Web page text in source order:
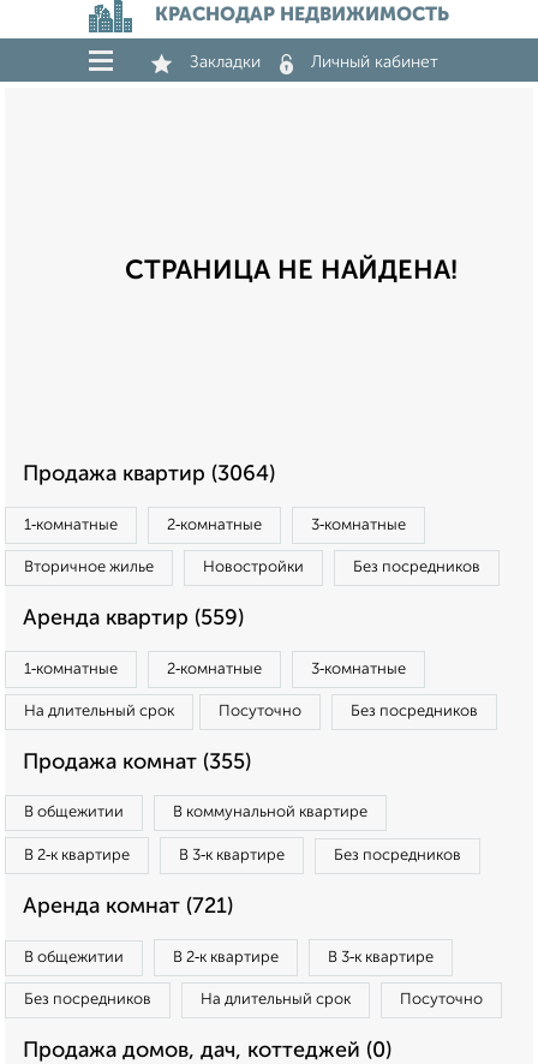
КРАСНОДАР НЕДВИЖИМОСТЬ
Закладки Личный кабинет
СТРАНИЦА НЕ НАЙДЕНА!
Продажа квартир (3064)
1‑комнатные 2‑комнатные 3‑комнатные
Вторичное жилье Новостройки Без посредников
Аренда квартир (559)
1‑комнатные 2‑комнатные 3‑комнатные
На длительный срок Посуточно Без посредников
Продажа комнат (355)
В общежитии В коммунальной квартире
В 2‑к квартире В 3‑к квартире Без посредников
Аренда комнат (721)
В общежитии В 2‑к квартире В 3‑к квартире
Без посредников На длительный срок Посуточно
Продажа домов, дач, коттеджей (0)